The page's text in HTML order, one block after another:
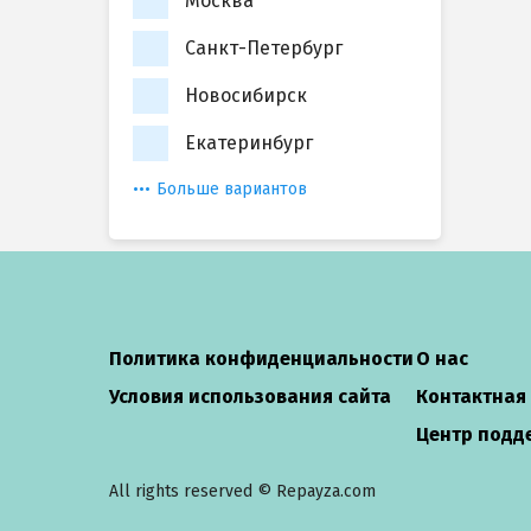
Санкт-Петербург
Новосибирск
Екатеринбург
Больше вариантов
Политика конфиденциальности
Условия использования сайта
О нас
Центр
All rights reserved © Repayza.com